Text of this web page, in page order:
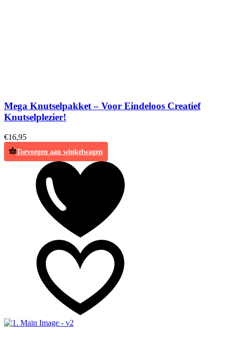
Mega Knutselpakket – Voor Eindeloos Creatief
Knutselplezier!
€16,95
Toevoegen aan winkelwagen